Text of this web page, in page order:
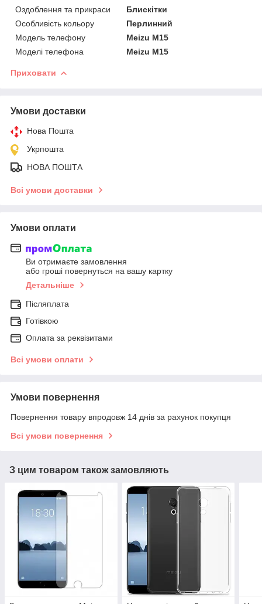
Оздоблення та прикраси
Блискітки
Особливість кольору
Перлинний
Модель телефону
Meizu M15
Моделі телефона
Meizu M15
Приховати
Умови доставки
Нова Пошта
Укрпошта
НОВА ПОШТА
Всі умови доставки
Умови оплати
Ви отримаєте замовлення
або гроші повернуться на вашу картку
Детальніше
Післяплата
Готівкою
Оплата за реквізитами
Всі умови оплати
Умови повернення
Повернення товару впродовж 14 днів за рахунок покупця
Всі умови повернення
З цим товаром також замовляють